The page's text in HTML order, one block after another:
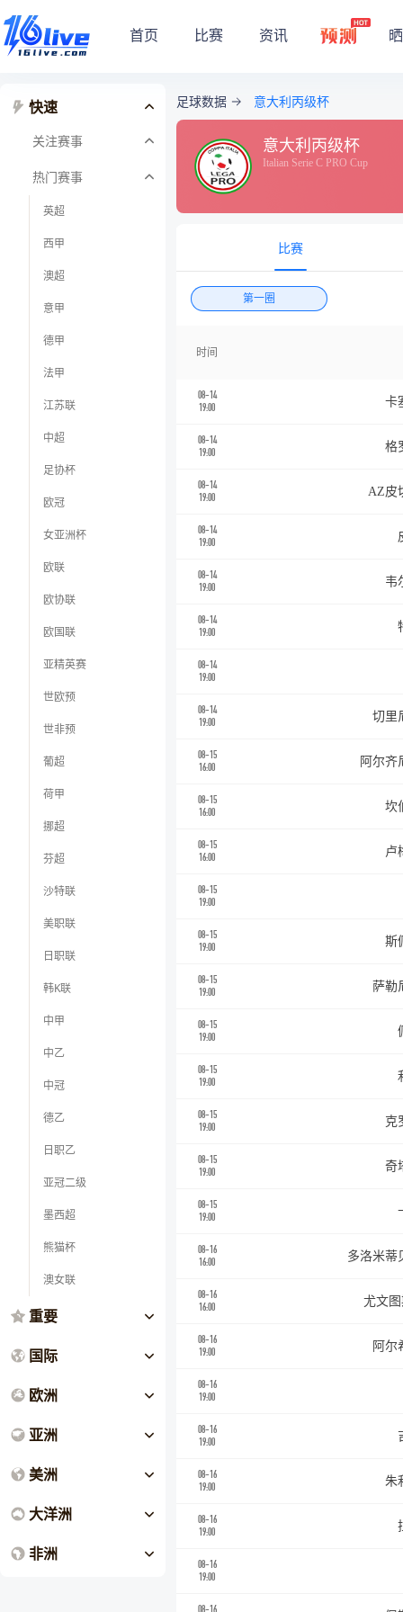
首页 比赛 资讯
快速
关注赛事
热门赛事
英超
西甲
澳超
意甲
德甲
法甲
江苏联
中超
足协杯
欧冠
女亚洲杯
欧联
欧协联
欧国联
亚精英赛
世欧预
世非预
葡超
荷甲
挪超
芬超
沙特联
美职联
日职联
韩K联
中甲
中乙
中冠
德乙
日职乙
亚冠二级
墨西超
熊猫杯
澳女联
重要
国际
欧洲
亚洲
美洲
大洋洲
非洲
足球数据 意大利丙级杯
意大利丙级杯
Italian Serie C PRO Cup
比赛
第一圈
时间
08-14
19:00
卡
08-14
19:00
格
08-14
19:00
AZ皮
08-14
19:00
08-14
19:00
韦
08-14
19:00
08-14
19:00
08-14
19:00
切里
08-15
16:00
阿尔齐
08-15
16:00
坎
08-15
16:00
卢
08-15
19:00
08-15
19:00
斯
08-15
19:00
萨勒
08-15
19:00
08-15
19:00
08-15
19:00
克
08-15
19:00
奇
08-15
19:00
08-16
16:00
多洛米蒂
08-16
16:00
尤文
08-16
19:00
阿尔
08-16
19:00
08-16
19:00
08-16
19:00
朱
08-16
19:00
08-16
19:00
08-16